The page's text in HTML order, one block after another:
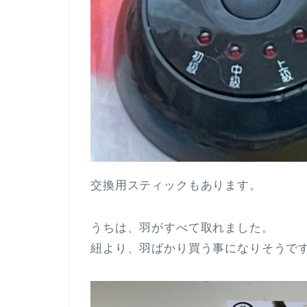
交換用スティックもあります。
うちは、羽がすべて取れました。
紐より、羽ばかり買う事になりそうで